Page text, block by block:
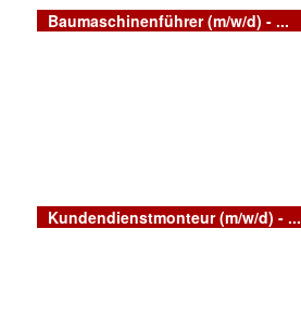
Baumaschinenführer (m/w/d) - ...
Kundendienstmonteur (m/w/d) - ...